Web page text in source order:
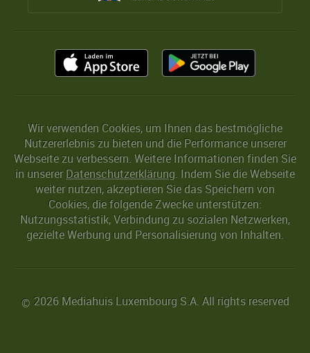
Wir verwenden Cookies, um Ihnen das bestmögliche
Nutzererlebnis zu bieten und die Performance unserer
Webseite zu verbessern. Weitere Informationen finden Sie
in unserer Datenschutzerklärung. Indem Sie die Webseite
weiter nutzen, akzeptieren Sie das Speichern von
Cookies, die folgende Zwecke unterstützen:
Nutzungsstatistik, Verbindung zu sozialen Netzwerken,
gezielte Werbung und Personalisierung von Inhalten.
© 2026 Mediahuis Luxembourg S.A. All rights reserved